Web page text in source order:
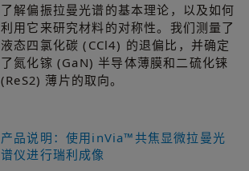
了解偏振拉曼光谱的基本理论，以及如何
利用它来研究材料的对称性。我们测量了
液态四氯化碳 (CCl4) 的退偏比，并确定
了氮化镓 (GaN) 半导体薄膜和二硫化铼
(ReS2) 薄片的取向。
产品说明：使用inVia™共焦显微拉曼光
谱仪进行瑞利成像